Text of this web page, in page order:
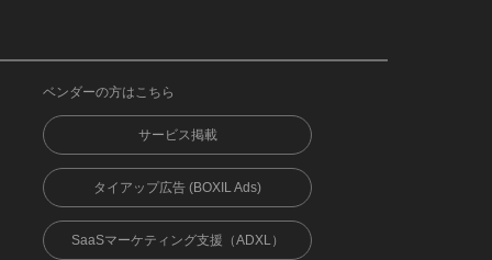
ベンダーの方はこちら
サービス掲載
タイアップ広告 (BOXIL Ads)
SaaSマーケティング支援（ADXL）